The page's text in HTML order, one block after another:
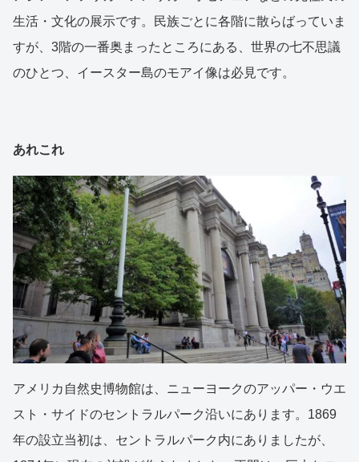
生活・文化の展示です。民族ごとに各階に散らばっていま
すが、3階の一番奥まったところにある、世界の七不思議
のひとつ、イースター島のモアイ像は必見です。
あれこれ
アメリカ自然史博物館は、ニューヨークのアッパー・ウエ
スト・サイドのセントラルパーク沿いにあります。1869
年の設立当初は、セントラルパーク内にありましたが、